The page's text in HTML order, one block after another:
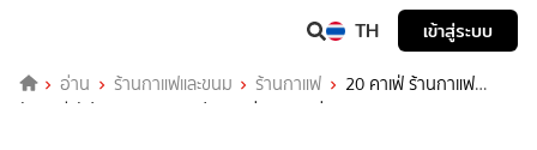
TH เข้าสู่ระบบ
อ่าน ร้านกาแฟและขนม ร้านกาแฟ
20 คาเฟ่ ร้านกาแฟ
จันทบุรี อัปเดต 2026 กาแฟหอมกรุ่น ขนมอร่อย